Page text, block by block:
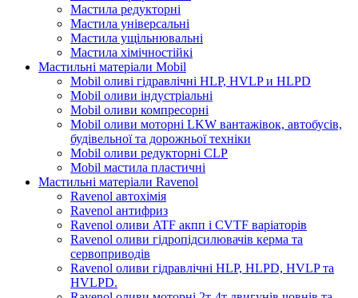
Мастила редукторні
Мастила універсальні
Мастила ущільнювальні
Мастила хімічностійкі
Мастильні матеріали Mobil
Mobil оливі гідравлічні HLP, HVLP и HLPD
Mobil оливи індустріальні
Mobil оливи компресорні
Mobil оливи моторні LKW вантажівок, автобусів,
будівельної та дорожньої техніки
Mobil оливи редукторні CLP
Mobil мастила пластичні
Мастильні матеріали Ravenol
Ravenol автохімія
Ravenol антифриз
Ravenol оливи ATF акпп і CVTF варіаторів
Ravenol оливи гідропідсилювачів керма та
сервоприводів
Ravenol оливи гідравлічні HLP, HLPD, HVLP та
HVLPD.